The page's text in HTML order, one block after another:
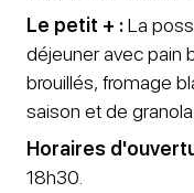
Le petit + :La
déjeuner avec pain
brouillés, fromage
saison et de
Horaires
18h30.